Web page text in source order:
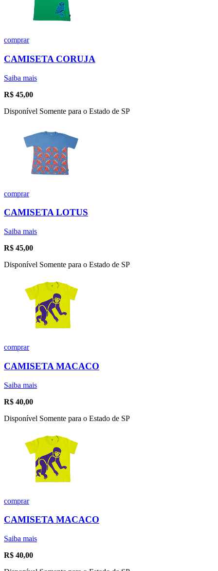
comprar
CAMISETA CORUJA
Saiba mais
R$ 45,00
Disponível Somente para o Estado de SP
comprar
CAMISETA LOTUS
Saiba mais
R$ 45,00
Disponível Somente para o Estado de SP
comprar
CAMISETA MACACO
Saiba mais
R$ 40,00
Disponível Somente para o Estado de SP
comprar
CAMISETA MACACO
Saiba mais
R$ 40,00